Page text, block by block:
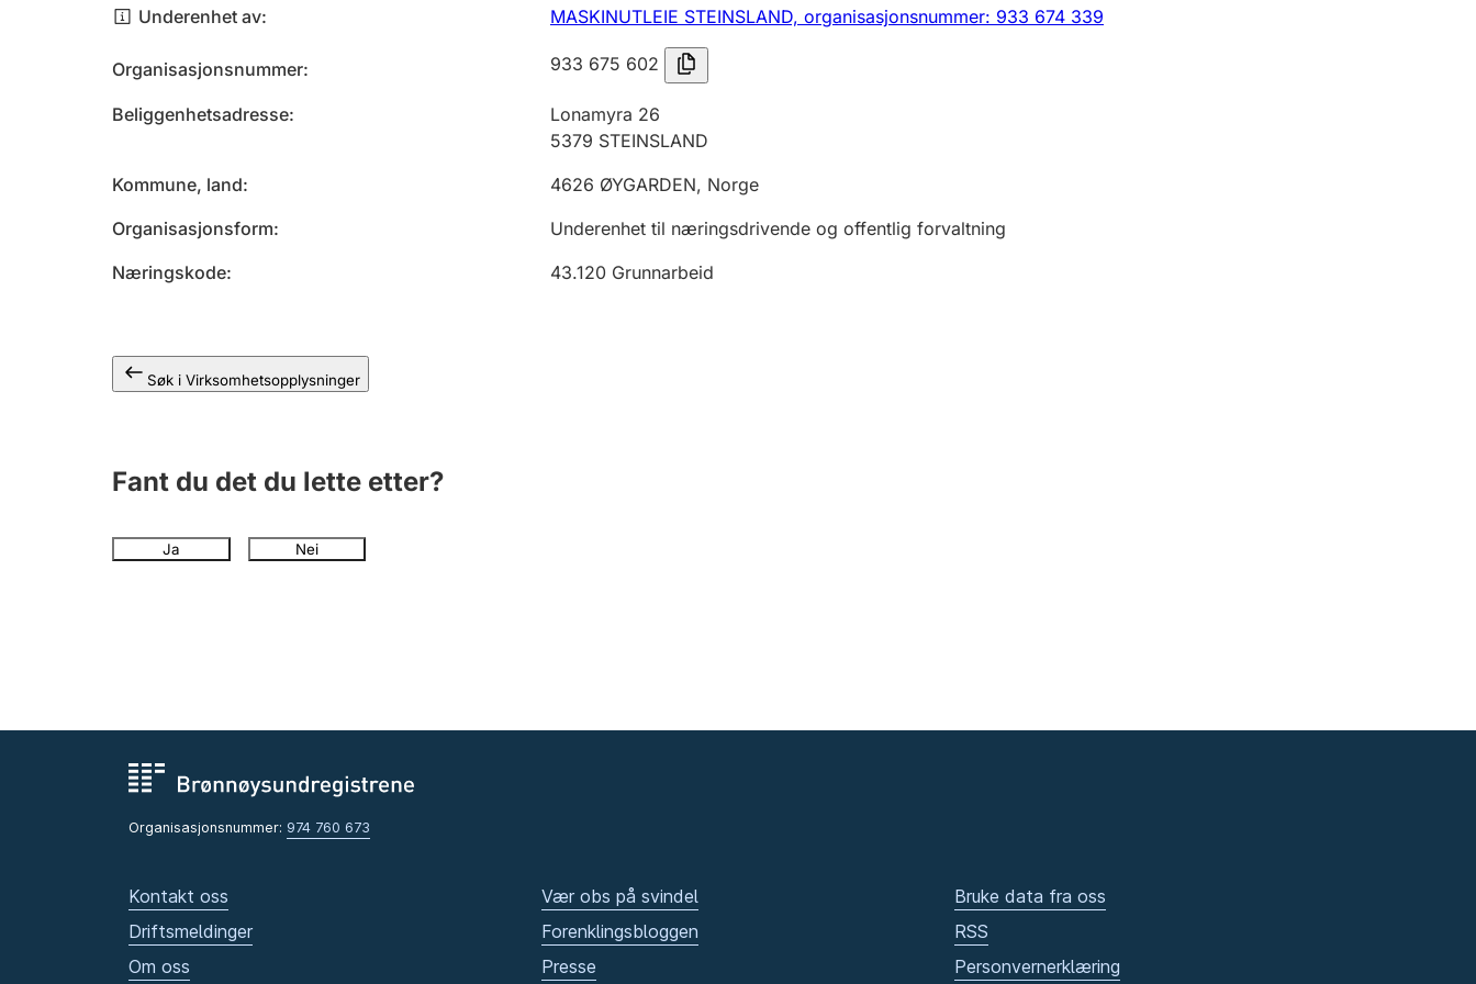
Underenhet av MASKINUTLEIE STEINSLAND, organisasjonsnummer: 933 674 339
Organisasjonsnummer 933 675 602
Beliggenhetsadresse
Lonamyra 26
5379 STEINSLAND
Kommune, land
4626 ØYGARDEN, Norge
Organisasjonsform
Underenhet til næringsdrivende og offentlig forvaltning
Næringskode
43.120 Grunnarbeid
Søk i Virksomhetsopplysninger
Fant du det du lette etter?
Ja Nei
Organisasjonsnummer: 974 760 673
Kontakt oss
Driftsmeldinger
Om oss
Vær obs på svindel
Forenklingsbloggen
Presse
Bruke data fra oss
RSS
Personvernerklæring